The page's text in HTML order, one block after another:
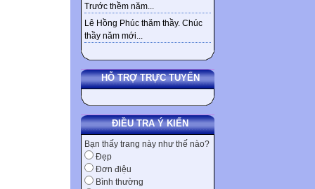
Trước thềm năm...
Lê Hồng Phúc thăm thầy. Chúc
thầy năm mới...
HỖ TRỢ TRỰC TUYẾN
ĐIỀU TRA Ý KIẾN
Bạn thấy trang này như thế nào?
Đẹp
Đơn điệu
Bình thường